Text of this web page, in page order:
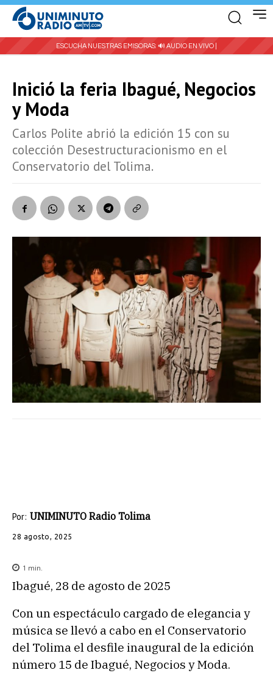
ESCUCHA NUESTRAS EMISORAS: 🔊 AUDIO EN VIVO |
Inició la feria Ibagué, Negocios
y Moda
Carlos Polite abrió la edición 15 con su
colección Desestructuracionismo en el
Conservatorio del Tolima.
Por: UNIMINUTO Radio Tolima
28 agosto, 2025
1 min.
Ibagué, 28 de agosto de 2025
Con un espectáculo cargado de elegancia y
música se llevó a cabo en el Conservatorio
del Tolima el desfile inaugural de la edición
número 15 de Ibagué, Negocios y Moda.